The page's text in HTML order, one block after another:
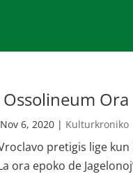
Ora
Nov 6, 2020 | Kulturkroniko
pretigis lige
ora epoko de